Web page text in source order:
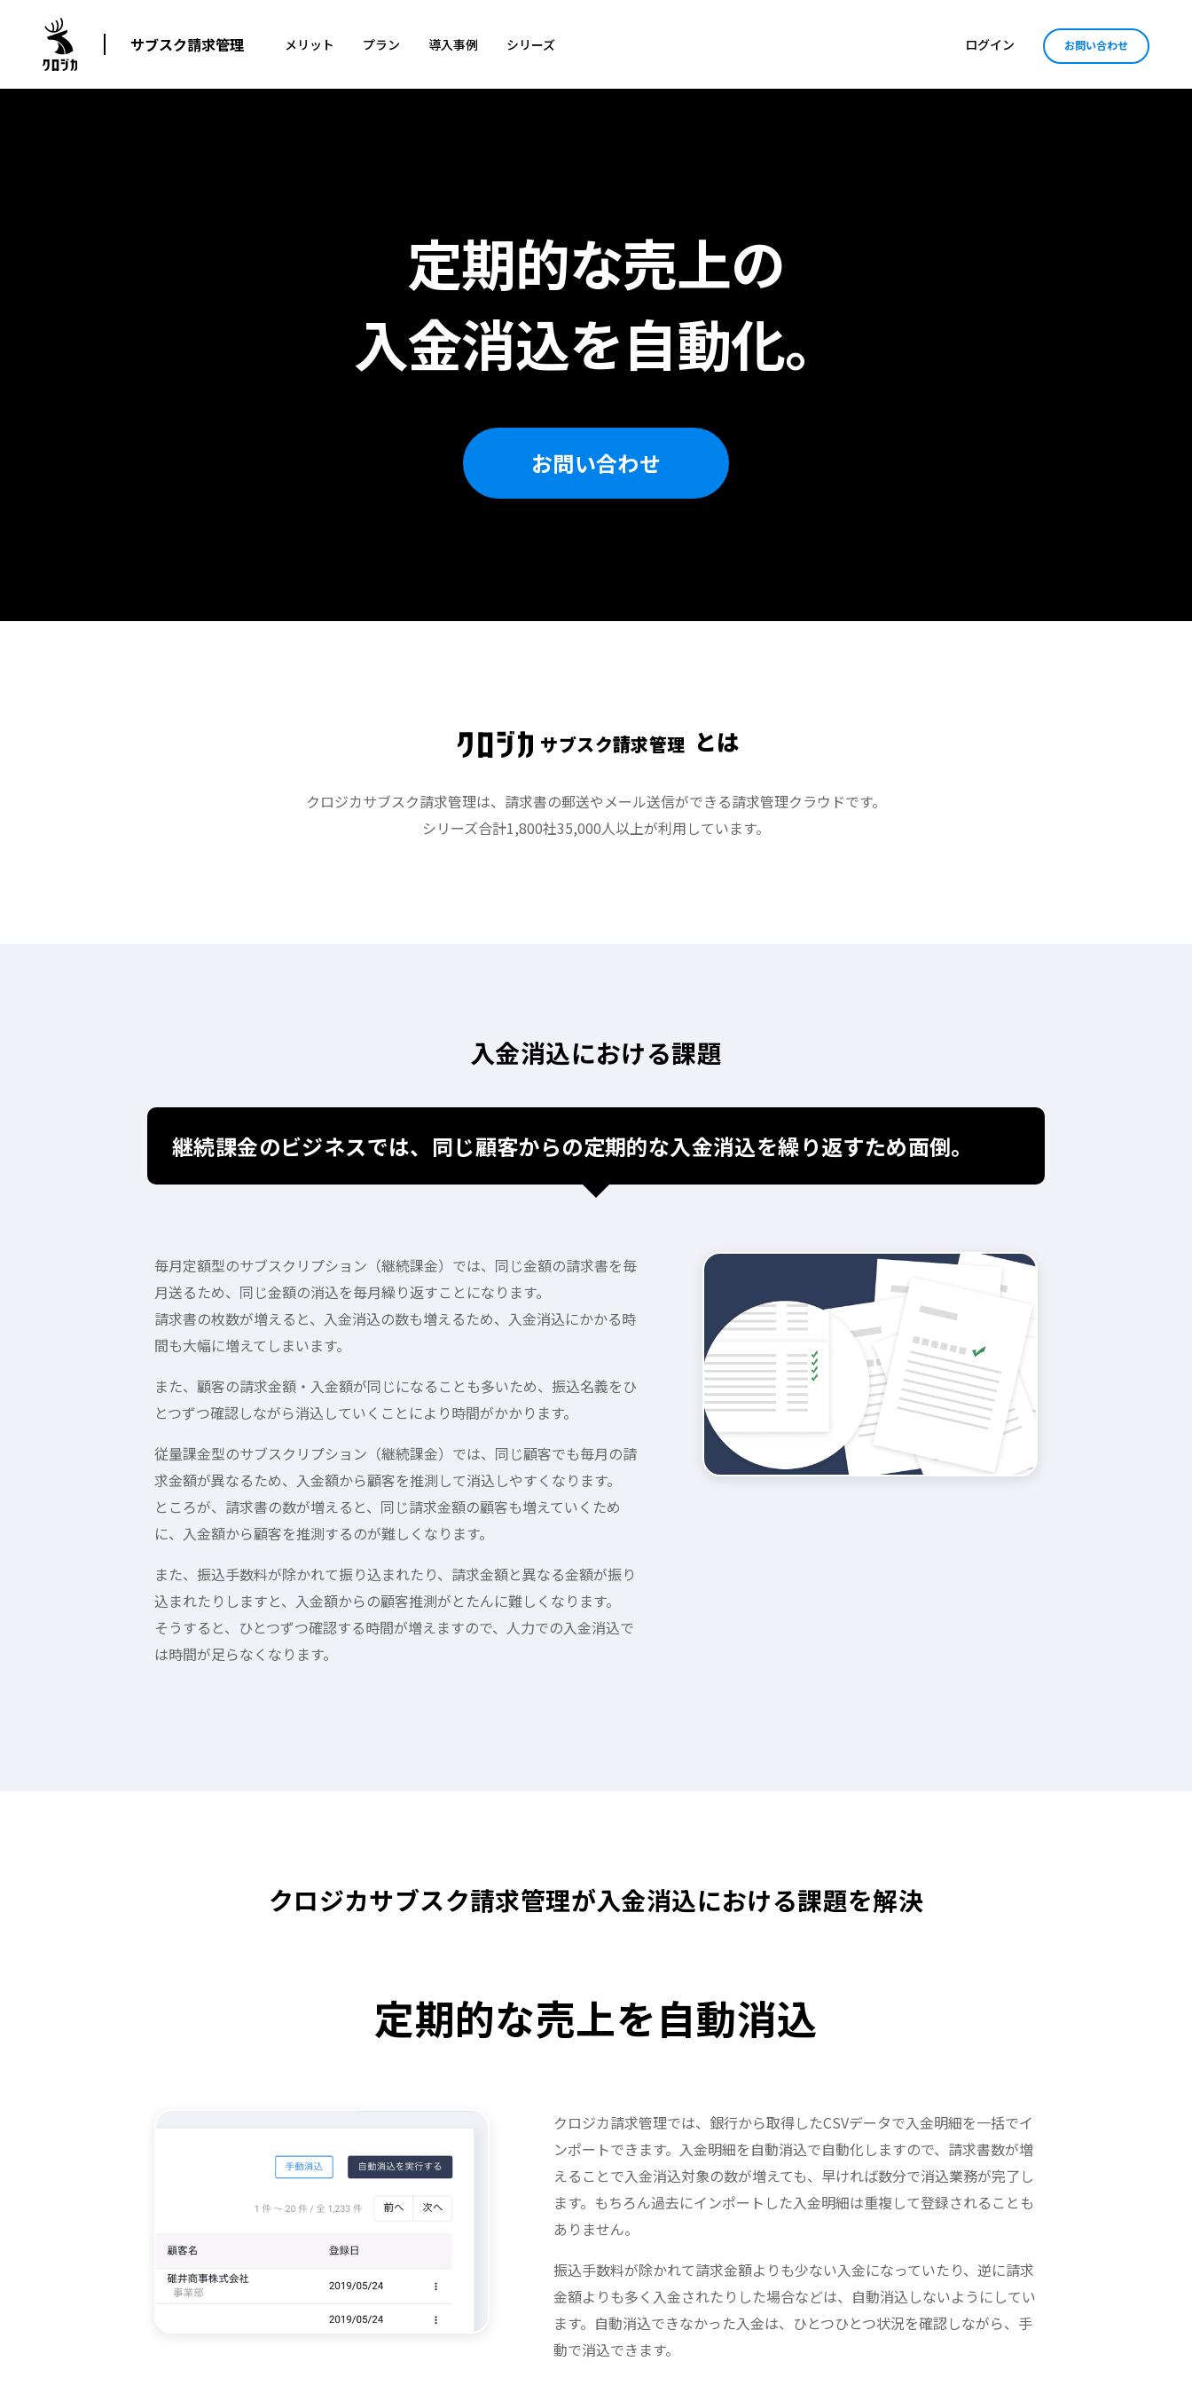
サブスク請求管理 メリット プラン 導入事例 シリーズ ログイン お問い合わせ
定期的な売上の
入金消込を自動化。
お問い合わせ
サブスク請求管理 とは
クロジカサブスク請求管理は、請求書の郵送やメール送信ができる請求管理クラウドです。
シリーズ合計1,800社35,000人以上が利用しています。
入金消込における課題
継続課金のビジネスでは、同じ顧客からの定期的な入金消込を繰り返すため面倒。
毎月定額型のサブスクリプション（継続課金）では、同じ金額の請求書を毎
月送るため、同じ金額の消込を毎月繰り返すことになります。
請求書の枚数が増えると、入金消込の数も増えるため、入金消込にかかる時
間も大幅に増えてしまいます。
また、顧客の請求金額・入金額が同じになることも多いため、振込名義をひ
とつずつ確認しながら消込していくことにより時間がかかります。
従量課金型のサブスクリプション（継続課金）では、同じ顧客でも毎月の請
求金額が異なるため、入金額から顧客を推測して消込しやすくなります。
ところが、請求書の数が増えると、同じ請求金額の顧客も増えていくため
に、入金額から顧客を推測するのが難しくなります。
また、振込手数料が除かれて振り込まれたり、請求金額と異なる金額が振り
込まれたりしますと、入金額からの顧客推測がとたんに難しくなります。
そうすると、ひとつずつ確認する時間が増えますので、人力での入金消込で
は時間が足らなくなります。
クロジカサブスク請求管理が入金消込における課題を解決
定期的な売上を自動消込
クロジカ請求管理では、銀行から取得したCSVデータで入金明細を一括でイ
ンポートできます。入金明細を自動消込で自動化しますので、請求書数が増
えることで入金消込対象の数が増えても、早ければ数分で消込業務が完了し
ます。もちろん過去にインポートした入金明細は重複して登録されることも
ありません。
振込手数料が除かれて請求金額よりも少ない入金になっていたり、逆に請求
金額よりも多く入金されたりした場合などは、自動消込しないようにしてい
ます。自動消込できなかった入金は、ひとつひとつ状況を確認しながら、手
動で消込できます。